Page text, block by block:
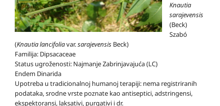
Knautia
sarajevensis
(Beck)
Szabó
(Knautia lancifoliavar.sarajevensis Beck)
Familija: Dipsacaceae
Status ugroženosti: Najmanje Zabrinjavajuća (LC)
Endem Dinarida
Upotreba u tradicionalnoj humanoj terapiji: nema registriranih
podataka, srodne vrste poznate kao antiseptici, adstringensi,
ekspektoransi, laksativi, purgativi i dr.